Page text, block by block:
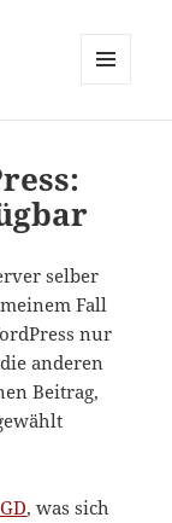
selber
Fall
nur
anderen
Beitrag,
, was sich